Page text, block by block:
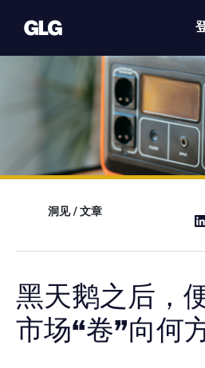
洞见 / 文章
黑天鹅之后，
市场“卷”向何